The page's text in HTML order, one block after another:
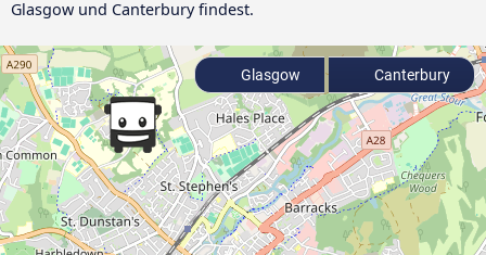
Glasgow und Canterbury findest.
Glasgow Canterbury